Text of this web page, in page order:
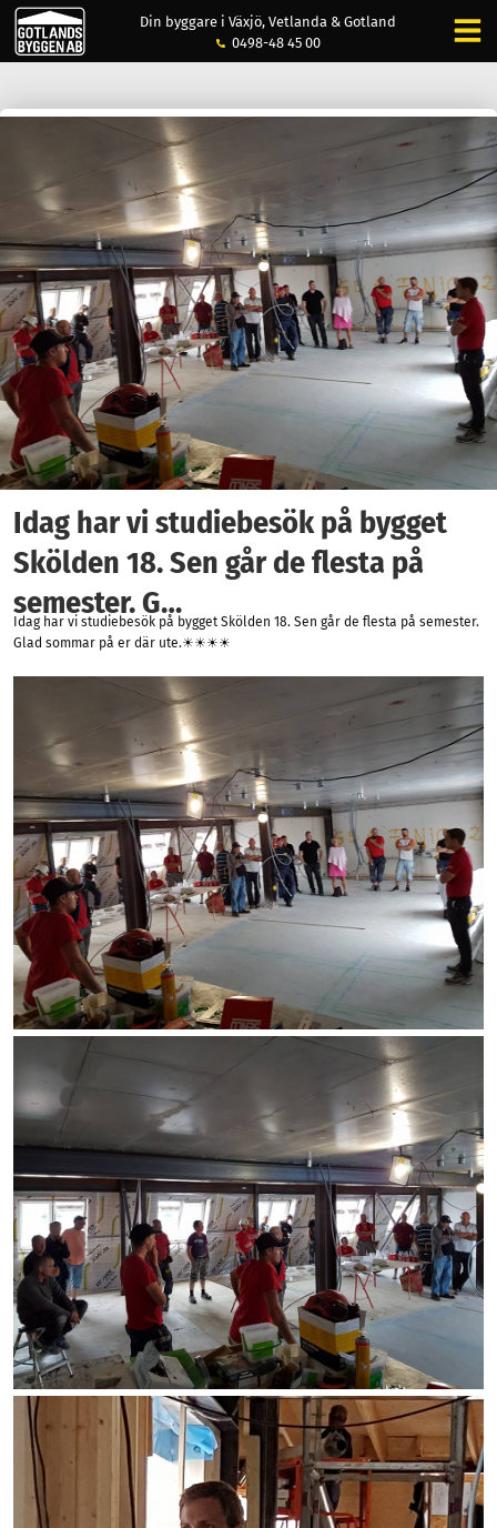
Din byggare i Växjö, Vetlanda & Gotland
0498-48 45 00
Idag har vi studiebesök på bygget
Skölden 18. Sen går de flesta på
semester. G…
Idag har vi studiebesök på bygget Skölden 18. Sen går de flesta på semester.
Glad sommar på er där ute.☀☀☀☀